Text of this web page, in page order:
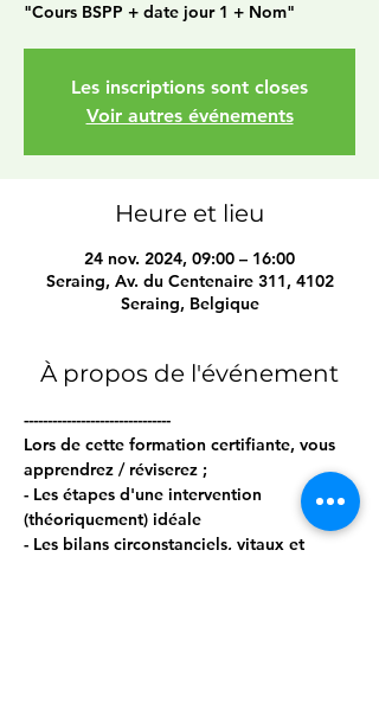
"Cours BSPP + date jour 1 + Nom"
Les inscriptions sont closes
Voir autres événements
Heure et lieu
24 nov. 2024, 09:00 – 16:00
Seraing, Av. du Centenaire 311, 4102
Seraing, Belgique
À propos de l'événement
-------------------------------
Lors de cette formation certifiante, vous
apprendrez / réviserez ;
- Les étapes d'une intervention
(théoriquement) idéale
- Les bilans circonstanciels, vitaux et